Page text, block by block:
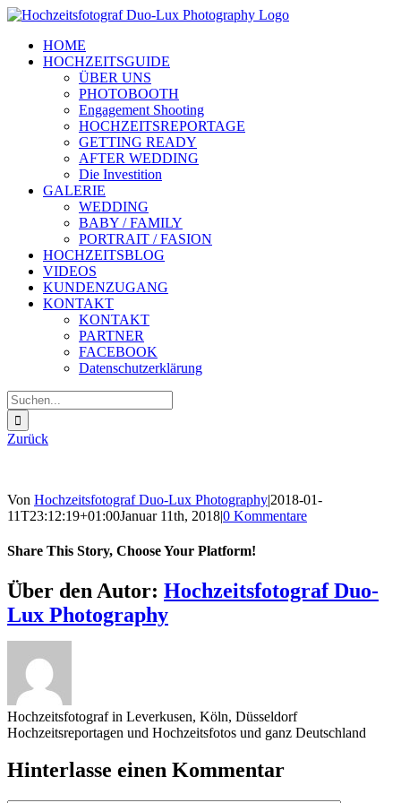
Zum
springenHOME
HOCHZEITSGUIDE
ÜBER UNS
PHOTOBOOTH
Engagement Shooting
HOCHZEITSREPORTAGE
GETTING READY
AFTER WEDDING
Die Investition
GALERIE
WEDDING
BABY / FAMILY
PORTRAIT / FASION
HOCHZEITSBLOG
VIDEOS
KUNDENZUGANG
KONTAKT
KONTAKT
PARTNER
FACEBOOK
Datenschutzerklärung
Suche
nach:
Zurück
Von Hochzeitsfotograf Duo-Lux Photography|2018-01-
11T23:12:19+01:00Januar 11th, 2018|0 Kommentare
Share This Story, Choose Your Platform!
Sharing_facebook
Sharing_twitter
Sharing_reddit
Über den Autor: Hochzeitsfotograf Duo-
Lux Photography
Hochzeitsfotograf in Leverkusen, Köln, Düsseldorf
Hochzeitsreportagen und Hochzeitsfotos und ganz Deutschland
Hinterlasse einen Kommentar